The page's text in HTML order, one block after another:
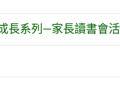
長系列—家長讀書會活